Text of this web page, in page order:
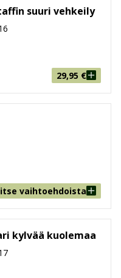
suuri vehkeily
29,95 €
vaihtoehdoista
kylvää kuolemaa